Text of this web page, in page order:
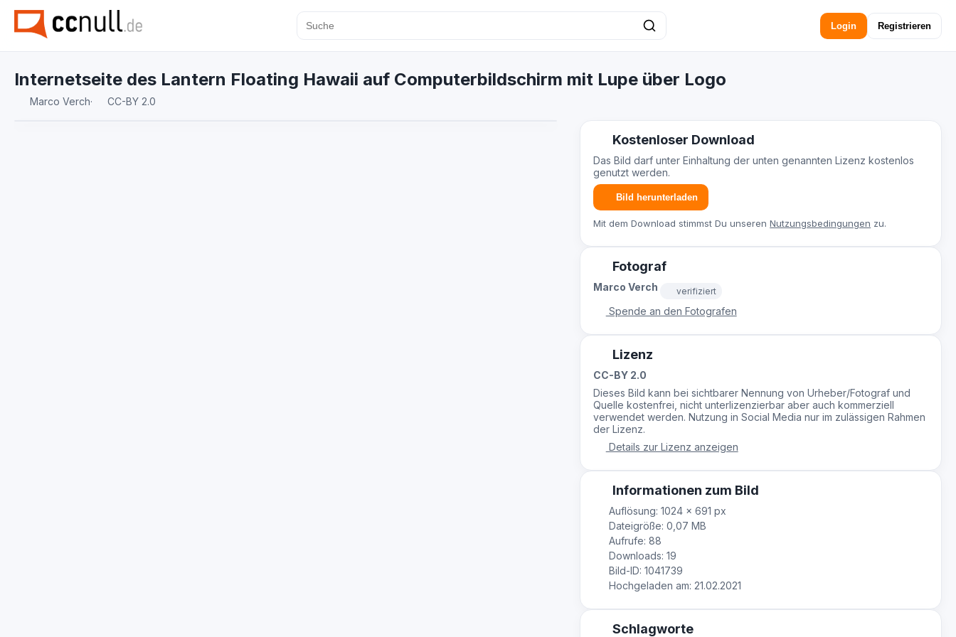
Login Registrieren
Internetseite des Lantern Floating Hawaii auf Computerbildschirm mit Lupe über Logo
Marco Verch· CC-BY 2.0
Kostenloser Download
Das Bild darf unter Einhaltung der unten genannten Lizenz kostenlos
genutzt werden.
Bild herunterladen
Mit dem Download stimmst Du unserenNutzungsbedingungen zu.
Fotograf
Marco Verch verifiziert
Spende an den Fotografen
Lizenz
CC-BY 2.0
Dieses Bild kann bei sichtbarer Nennung von Urheber/Fotograf und
Quelle kostenfrei, nicht unterlizenzierbar aber auch kommerziell
verwendet werden. Nutzung in Social Media nur im zulässigen Rahmen
der Lizenz.
Details zur Lizenz anzeigen
Informationen zum Bild
Auflösung: 1024 × 691 px
Dateigröße: 0,07 MB
Aufrufe: 88
Downloads: 19
Bild-ID: 1041739
Hochgeladen am: 21.02.2021
Schlagworte